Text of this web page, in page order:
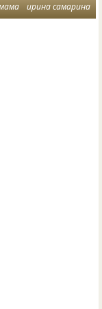
ирина самарина